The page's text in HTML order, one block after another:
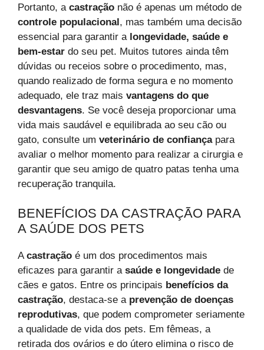
Portanto, a castração não é apenas um método de
controle populacional, mas também uma decisão
essencial para garantir a longevidade, saúde e
bem-estar do seu pet. Muitos tutores ainda têm
dúvidas ou receios sobre o procedimento, mas,
quando realizado de forma segura e no momento
adequado, ele traz mais vantagens do que
desvantagens. Se você deseja proporcionar uma
vida mais saudável e equilibrada ao seu cão ou
gato, consulte um veterinário de confiançapara
avaliar o melhor momento para realizar a cirurgia e
garantir que seu amigo de quatro patas tenha uma
recuperação tranquila.
BENEFÍCIOS DA CASTRAÇÃO PARA
A SAÚDE DOS PETS
Acastração é um dos procedimentos mais
eficazes para garantir a saúde e longevidade de
cães e gatos. Entre os principais benefícios da
castração, destaca-se a prevenção de doenças
reprodutivas, que podem comprometer seriamente
a qualidade de vida dos pets. Em fêmeas, a
retirada dos ovários e do útero elimina o risco de